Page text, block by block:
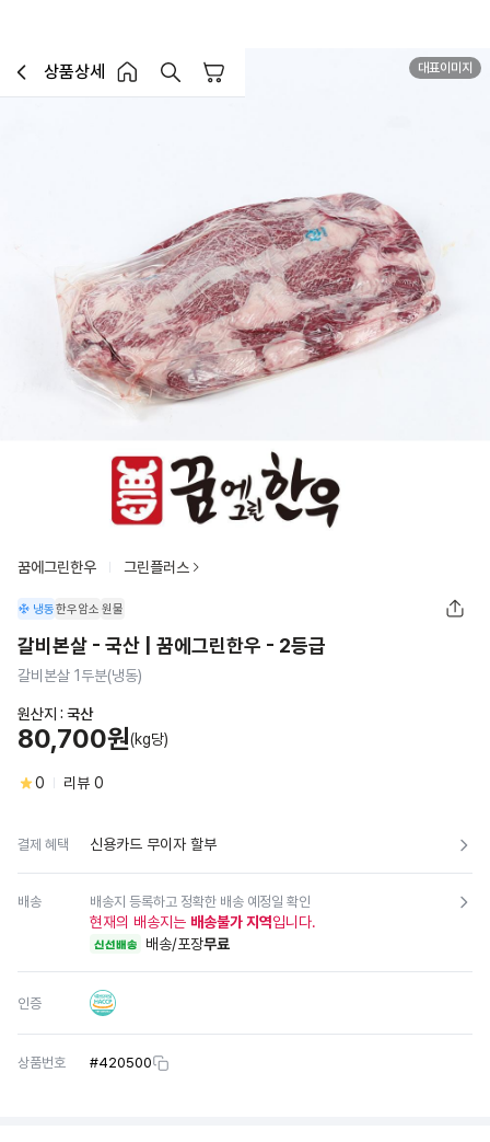
이전페이지로 이동
상품상세
홈 버튼홈 장바구니
대표이미지
꿈에그린한우 그린플러스
냉동한우암소 원물
갈비본살 - 국산 | 꿈에그린한우 - 2등급
갈비본살 1두분(냉동)
원산지 : 국산
80,700원(kg당)
0 리뷰 0
결제 혜택 신용카드 무이자 할부
배송 배송지 등록하고 정확한 배송 예정일 확인
현재의 배송지는 배송불가 지역입니다.
신선배송 배송/포장무료
인증
상품번호 #420500